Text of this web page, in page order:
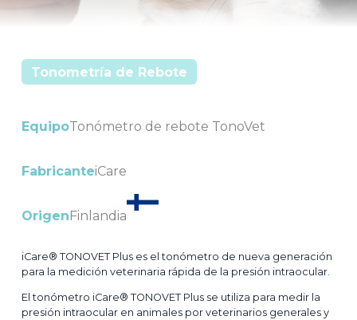
Tonometría de Rebote
EquipoTonómetro de rebote TonoVet
FabricanteiCare
OrigenFinlandia
iCare® TONOVET Plus es el tonómetro de nueva generación
para la medición veterinaria rápida de la presión intraocular.​
El tonómetro iCare® TONOVET Plus se utiliza para medir la
presión intraocular en animales por veterinarios generales y